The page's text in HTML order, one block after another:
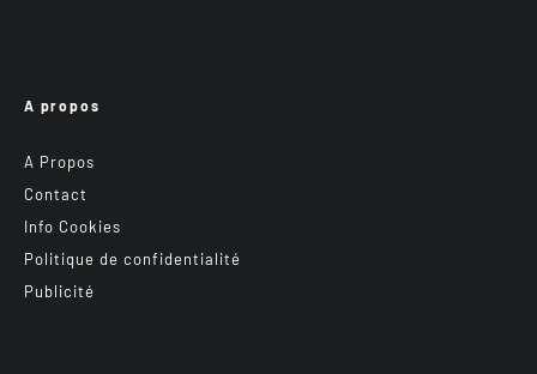
A propos
A Propos
Contact
Info Cookies
Politique de confidentialité
Publicité